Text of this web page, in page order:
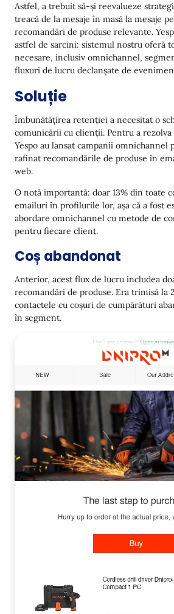
Astfel, a trebuit să-și reevalueze
treacă de la mesaje în masă la mesaje
recomandări de produse relevante.
astfel de sarcini: sistemul nostru oferă
necesare, inclusiv omnichannel,
fluxuri de lucru declanșate de
Soluție
Îmbunătățirea retenției a necesitat o
comunicării cu clienții. Pentru a
Yespo au lansat campanii omnichannel
rafinat recomandările de produse în
web.
O notă importantă: doar 13% din toate
emailuri în profilurile lor, așa că a fost
abordare omnichannel cu metode de
pentru fiecare client.
Coș abandonat
Anterior, acest flux de lucru includea
recomandări de produse. Era trimisă la
contactele cu coșuri de cumpărături
în segment.